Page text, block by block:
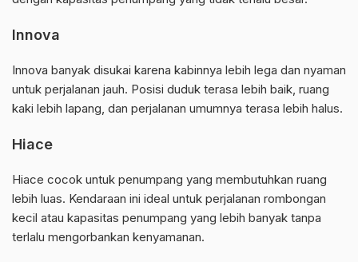
Innova
Innova banyak disukai karena kabinnya lebih lega dan nyaman
untuk perjalanan jauh. Posisi duduk terasa lebih baik, ruang
kaki lebih lapang, dan perjalanan umumnya terasa lebih halus.
Hiace
Hiace cocok untuk penumpang yang membutuhkan ruang
lebih luas. Kendaraan ini ideal untuk perjalanan rombongan
kecil atau kapasitas penumpang yang lebih banyak tanpa
terlalu mengorbankan kenyamanan.